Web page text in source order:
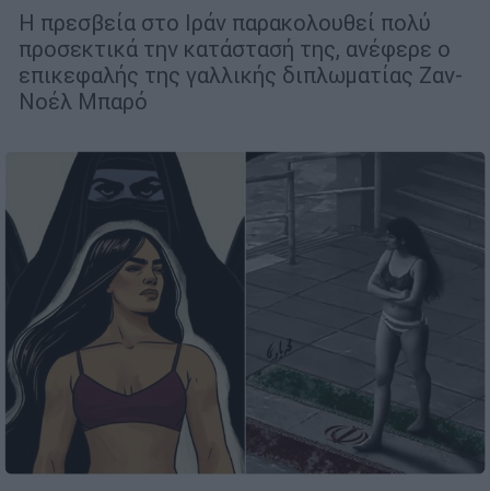
Η πρεσβεία στο Ιράν παρακολουθεί πολύ
προσεκτικά την κατάστασή της, ανέφερε ο
επικεφαλής της γαλλικής διπλωματίας Ζαν-
Νοέλ Μπαρό